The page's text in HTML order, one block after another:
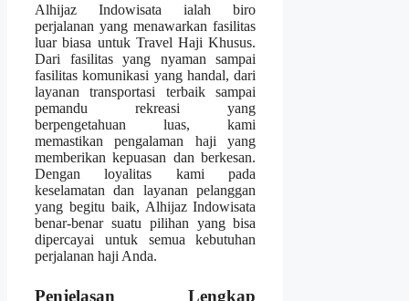
Alhijaz Indowisata ialah biro
perjalanan yang menawarkan fasilitas
luar biasa untuk Travel Haji Khusus.
Dari fasilitas yang nyaman sampai
fasilitas komunikasi yang handal, dari
layanan transportasi terbaik sampai
pemandu rekreasi yang
berpengetahuan luas, kami
memastikan pengalaman haji yang
memberikan kepuasan dan berkesan.
Dengan loyalitas kami pada
keselamatan dan layanan pelanggan
yang begitu baik, Alhijaz Indowisata
benar-benar suatu pilihan yang bisa
dipercayai untuk semua kebutuhan
perjalanan haji Anda.
Penjelasan Lengkap